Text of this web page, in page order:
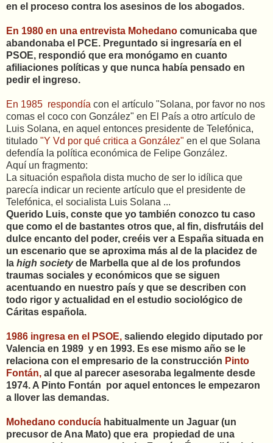
en el proceso contra los asesinos de los abogados.
En 1980 en una entrevista Mohedano comunicaba que
abandonaba el PCE. Preguntado si ingresaría en el
PSOE, respondió que era monógamo en cuanto
afiliaciones políticas y que nunca había pensado en
pedir el ingreso.
En 1985 respondía con el artículo "Solana, por favor no nos
comas el coco con González" en El País a otro artículo de
Luis Solana, en aquel entonces presidente de Telefónica,
titulado "Y Vd por qué critica a González" en el que Solana
defendía la política económica de Felipe González.
Aquí un fragmento:
La situación española dista mucho de ser lo idílica que
parecía indicar un reciente artículo que el presidente de
Telefónica, el socialista Luis Solana ...
Querido Luis, conste que yo también conozco tu caso
que como el de bastantes otros que, al fin, disfrutáis del
dulce encanto del poder, creéis ver a España situada en
un escenario que se aproxima más al de la placidez de
la high societyde Marbella que al de los profundos
traumas sociales y económicos que se siguen
acentuando en nuestro país y que se describen con
todo rigor y actualidad en el estudio sociológico de
Cáritas española.
1986 ingresa en el PSOE, saliendo elegido diputado por
Valencia en 1989 y en 1993. Es ese mismo año se le
relaciona con el empresario de la construcción Pinto
Fontán, al que al parecer asesoraba legalmente desde
1974. A Pinto Fontán por aquel entonces le empezaron
a llover las demandas.
Mohedano conducía habitualmente un Jaguar (un
precusor de Ana Mato) que era propiedad de una